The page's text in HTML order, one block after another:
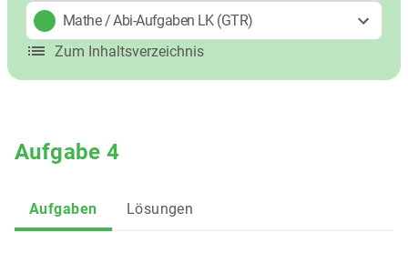
Mathe/Abi-Aufgaben LK (GTR)
Zum Inhaltsverzeichnis
Aufgabe 4
Aufgaben Lösungen